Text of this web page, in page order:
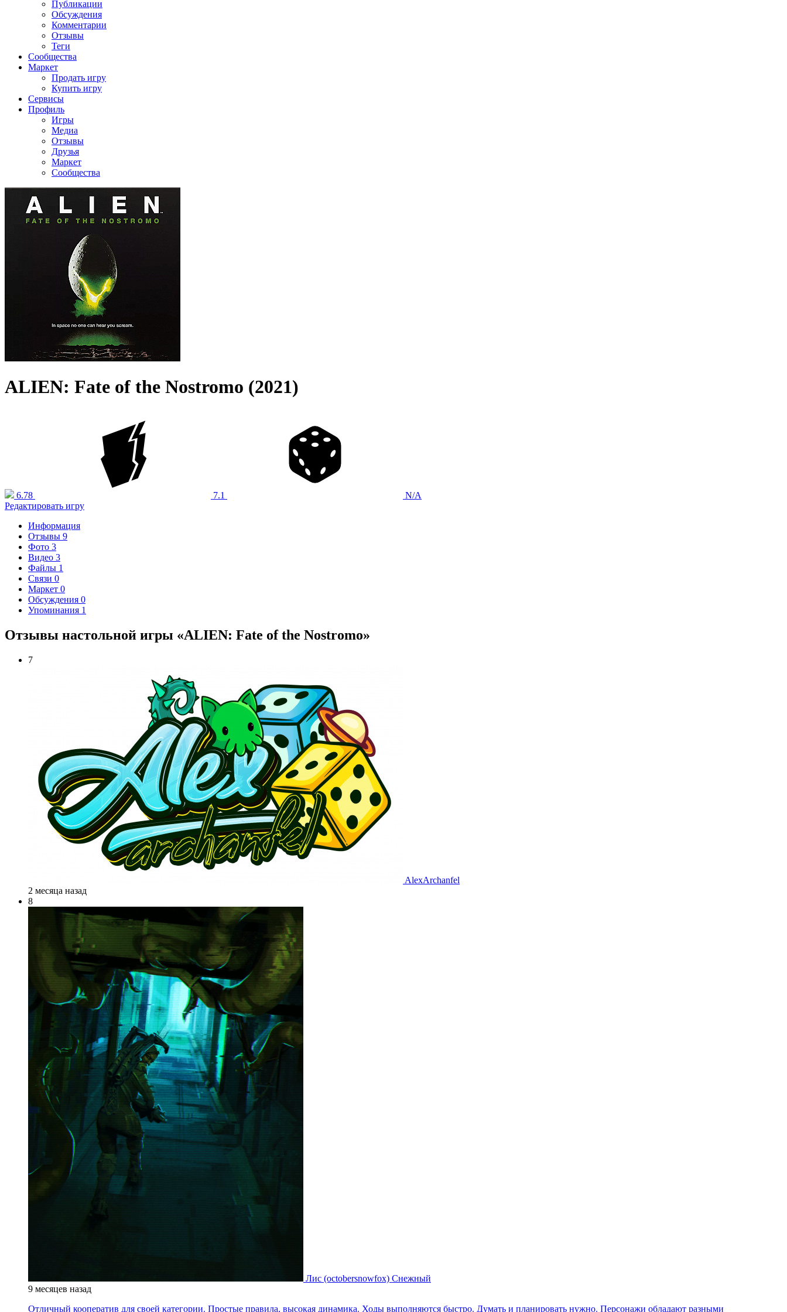
Публикации
Обсуждения
Комментарии
Отзывы
Теги
Сообщества
Маркет
Продать игру
Купить игру
Сервисы
Профиль
Игры
Медиа
Отзывы
Друзья
Маркет
Сообщества
ALIEN: Fate of the Nostromo (2021)
6.78 7.1
N/A
Редактировать игру
Информация
Отзывы 9
Фото 3
Видео 3
Файлы 1
Связи 0
Маркет 0
Обсуждения 0
Упоминания 1
Отзывы настольной игры «ALIEN: Fate of the Nostromo»
7
AlexArchanfel
2 месяца назад
8
Лис (octobersnowfox) Снежный
9 месяцев назад
Отличный кооператив для своей категории. Простые правила, высокая динамика. Ходы выполняются быстро. Думать и планировать нужно. Персонажи обладают разными